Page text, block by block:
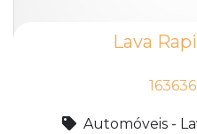
Lava
Automóveis -